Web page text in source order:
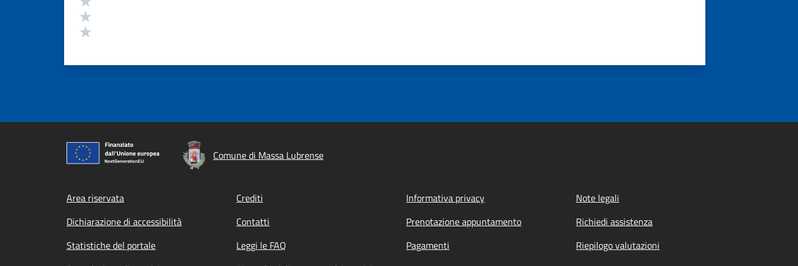
Comune di Massa Lubrense
Footer menu
Area riservata Crediti Informativa privacy
Note legali
Dichiarazione di accessibilità
Contatti Prenotazione appuntamento
Richiedi assistenza
Statistiche del portale
Leggi le FAQ Pagamenti
Riepilogo valutazioni